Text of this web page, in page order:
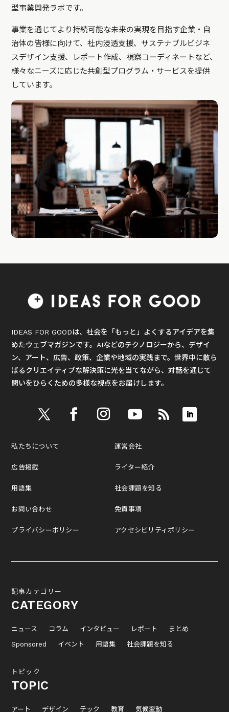
型事業開発ラボです。
事業を通じてより持続可能な未来の実現を目指す企業・自
治体の皆様に向けて、社内浸透支援、サステナブルビジネ
スデザイン支援、レポート作成、視察コーディネートなど、
様々なニーズに応じた共創型プログラム・サービスを提供
しています。
IDEAS FOR GOODは、社会を「もっと」よくするアイデアを集
めたウェブマガジンです。AIなどのテクノロジーから、デザイ
ン、アート、広告、政策、企業や地域の実践まで。世界中に散ら
ばるクリエイティブな解決策に光を当てながら、対話を通じて
問いをひらくための多様な視点をお届けします。
私たちについて
広告掲載
用語集
お問い合わせ
プライバシーポリシー
運営会社
ライター紹介
社会課題を知る
免責事項
アクセシビリティポリシー
記事カテゴリー
CATEGORY
ニュース コラム インタビュー レポート
まとめ
Sponsored
イベント 用語集 社会課題を知る
トピック
TOPIC
アート デザイン テック 教育 気候変動